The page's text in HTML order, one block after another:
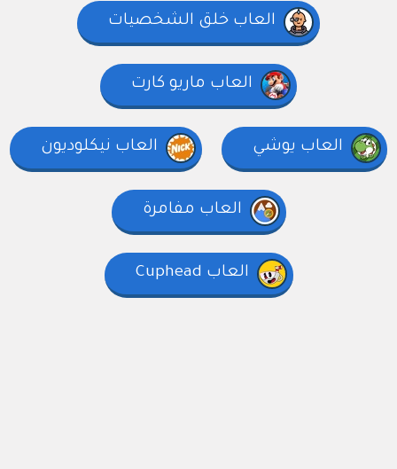
العاب خلق الشخصيات
العاب ماريو كارت
العاب يوشي العاب نيكلوديون
العاب مفامرة
العاب Cuphead